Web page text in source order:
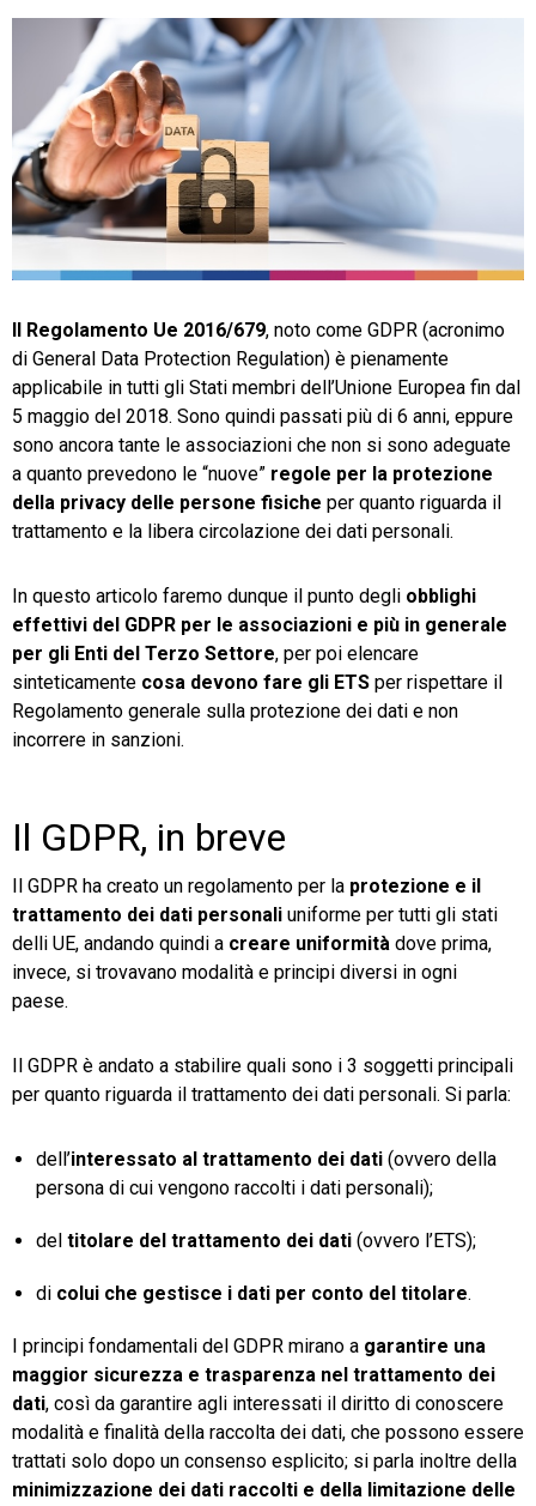
Fatturazione
Financial Solutions
HR
Trust Services
TeamSystem Corporate
TeamSystem Store
Il Regolamento Ue 2016/679, noto come GDPR (acronimo
di General Data Protection Regulation) è pienamente
applicabile in tutti gli Stati membri dell’Unione Europea fin dal
5 maggio del 2018. Sono quindi passati più di 6 anni, eppure
sono ancora tante le associazioni che non si sono adeguate
a quanto prevedono le “nuove” regole per la protezione
della privacy delle persone fisiche per quanto riguarda il
trattamento e la libera circolazione dei dati personali.
In questo articolo faremo dunque il punto degli obblighi
effettivi del GDPR per le associazioni e più in generale
per gli Enti del Terzo Settore, per poi elencare
sinteticamente cosa devono fare gli ETS per rispettare il
Regolamento generale sulla protezione dei dati e non
incorrere in sanzioni.
Il GDPR, in breve
Il GDPR ha creato un regolamento per la protezione e il
trattamento dei dati personali uniforme per tutti gli stati
delli UE, andando quindi a creare uniformità dove prima,
invece, si trovavano modalità e principi diversi in ogni
paese.
Il GDPR è andato a stabilire quali sono i 3 soggetti principali
per quanto riguarda il trattamento dei dati personali. Si parla:
dell’interessato al trattamento dei dati (ovvero della
persona di cui vengono raccolti i dati personali);
del titolare del trattamento dei dati (ovvero l’ETS);
di colui che gestisce i dati per conto del titolare.
I principi fondamentali del GDPR mirano a garantire una
maggior sicurezza e trasparenza nel trattamento dei
dati, così da garantire agli interessati il diritto di conoscere
modalità e finalità della raccolta dei dati, che possono essere
trattati solo dopo un consenso esplicito; si parla inoltre della
minimizzazione dei dati raccolti e della limitazione delle